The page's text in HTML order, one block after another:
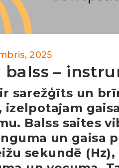
2025
balss –
sarežģīts un
izelpotajam
Balss saites
un gaisa
sekundē